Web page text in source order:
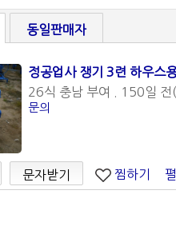
동일판매자
정공업사 쟁기 3련 하우스
26식 충남 부여 . 150일
문의
문자받기 찜하기